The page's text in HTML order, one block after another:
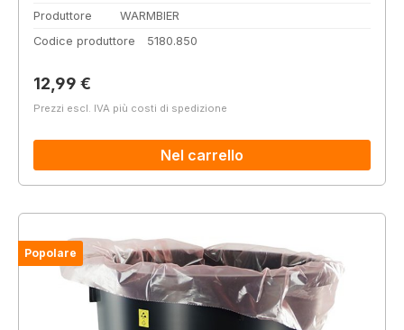
Produttore
WARMBIER
Codice produttore
5180.850
Prezzo normale:
12,99 €
Prezzi escl. IVA più costi di spedizione
Nel carrello
Popolare